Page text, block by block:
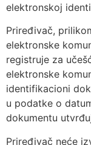
elektronskoj
Priređivač,
elektronske
registruje za
elektronske
identifikacioni
u podatke o
dokumentu
Priređivač neće